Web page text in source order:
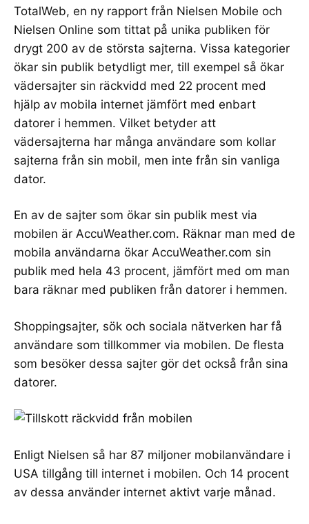
TotalWeb, en ny rapport från Nielsen Mobile och
Nielsen Online som tittat på unika publiken för
drygt 200 av de största sajterna. Vissa kategorier
ökar sin publik betydligt mer, till exempel så ökar
vädersajter sin räckvidd med 22 procent med
hjälp av mobila internet jämfört med enbart
datorer i hemmen. Vilket betyder att
vädersajterna har många användare som kollar
sajterna från sin mobil, men inte från sin vanliga
dator.
En av de sajter som ökar sin publik mest via
mobilen är AccuWeather.com. Räknar man med de
mobila användarna ökar AccuWeather.com sin
publik med hela 43 procent, jämfört med om man
bara räknar med publiken från datorer i hemmen.
Shoppingsajter, sök och sociala nätverken har få
användare som tillkommer via mobilen. De flesta
som besöker dessa sajter gör det också från sina
datorer.
Enligt Nielsen så har 87 miljoner mobilanvändare i
USA tillgång till internet i mobilen. Och 14 procent
av dessa använder internet aktivt varje månad.